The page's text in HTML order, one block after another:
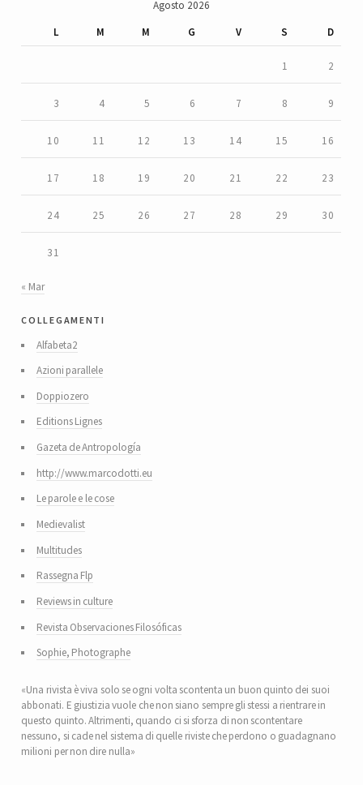
Agosto 2026
L
M M G V S D
1 2
3 4 5 6 7 8 9
10 11 12 13 14 15 16
17 18 19 20 21 22 23
24 25 26 27 28 29 30
31
« Mar
collegamenti
Alfabeta2
Azioni parallele
Doppiozero
Editions Lignes
Gazeta de Antropología
http://www.marcodotti.eu
Le parole e le cose
Medievalist
Multitudes
Rassegna Flp
Reviews in culture
Revista Observaciones Filosóficas
Sophie, Photographe
«Una rivista è viva solo se ogni volta scontenta un buon quinto dei suoi
abbonati. E giustizia vuole che non siano sempre gli stessi a rientrare in
questo quinto. Altrimenti, quando ci si sforza di non scontentare
nessuno, si cade nel sistema di quelle riviste che perdono o guadagnano
milioni per non dire nulla»